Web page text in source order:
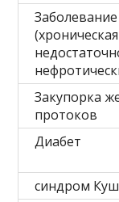
Закупорка
протоков
Диабет
синдром